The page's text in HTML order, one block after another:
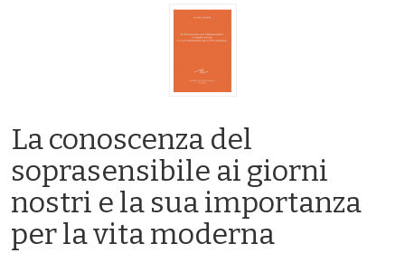
La conoscenza del
soprasensibile ai giorni
nostri e la sua importanza
per la vita moderna